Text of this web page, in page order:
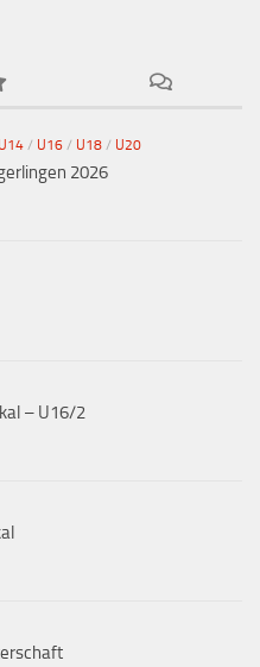
U14 / U16 / U18 / U20
2026
– U16/2